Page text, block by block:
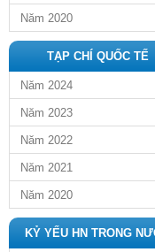
Năm 2020
TẠP CHÍ QUỐC TẾ
Năm 2024
Năm 2023
Năm 2022
Năm 2021
Năm 2020
KỶ YẾU HN TRONG